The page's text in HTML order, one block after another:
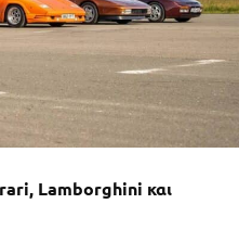
Lamborghini και